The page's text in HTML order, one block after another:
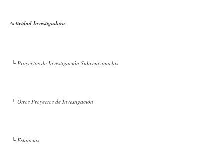
Actividad Investigadora
└ Proyectos de Investigación Subvencionados
└ Otros Proyectos de Investigación
└ Estancias